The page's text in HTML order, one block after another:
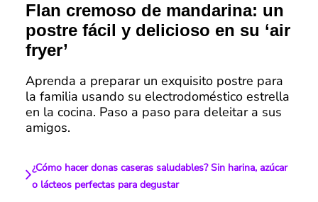
Flan cremoso de mandarina: un
postre fácil y delicioso en su ‘air
fryer’
Aprenda a preparar un exquisito postre para
la familia usando su electrodoméstico estrella
en la cocina. Paso a paso para deleitar a sus
amigos.
¿Cómo hacer donas caseras saludables? Sin harina, azúcar
o lácteos perfectas para degustar